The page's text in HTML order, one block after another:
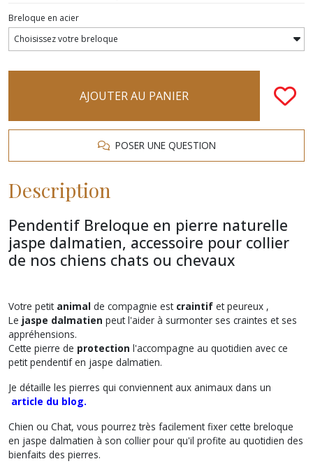
Breloque en acier
AJOUTER AU PANIER
POSER UNE QUESTION
Description
Pendentif Breloque en pierre naturelle
jaspe dalmatien, accessoire pour collier
de nos chiens chats ou chevaux
Votre petit animal de compagnie est craintif et peureux ,
Le jaspe dalmatien peut l'aider à surmonter ses craintes et ses
appréhensions.
Cette pierre de protection l'accompagne au quotidien avec ce
petit pendentif en jaspe dalmatien.
Je détaille les pierres qui conviennent aux animaux dans un
article du blog.
Chien ou Chat, vous pourrez très facilement fixer cette breloque
en jaspe dalmatien à son collier pour qu'il profite au quotidien des
bienfaits des pierres.